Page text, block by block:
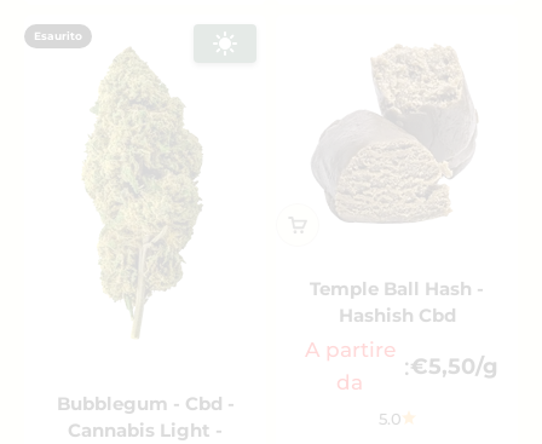
Esaurito
Bubblegum - Cbd -
Cannabis Light -
Temple Ball Hash -
Hashish Cbd
A partire
da
:€5,50/g
5.0